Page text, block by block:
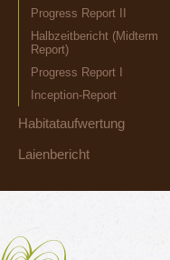
Progress Report II
Halbzeitbericht (Midterm
Report)
Progress Report I
Inception-Report
Habitataufwertung
Laienbericht